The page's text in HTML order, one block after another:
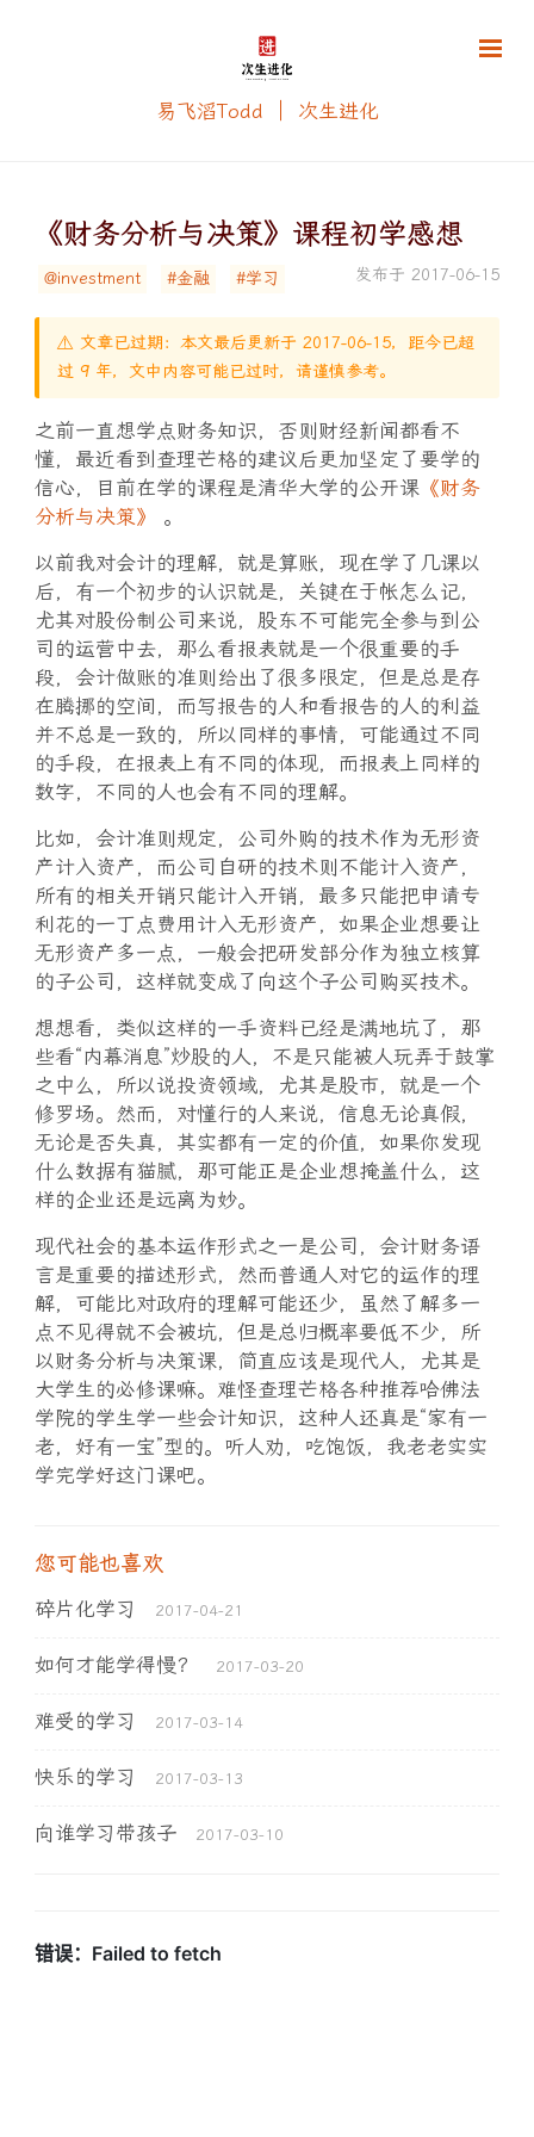
易飞滔Todd ｜ 次生进化
《财务分析与决策》课程初学感想
发布于 2017-06-15
@investment #金融 #学习
⚠️ 文章已过期：本文最后更新于 2017-06-15，距今已超
过 9 年，文中内容可能已过时，请谨慎参考。
之前一直想学点财务知识，否则财经新闻都看不
懂，最近看到查理芒格的建议后更加坚定了要学的
信心，目前在学的课程是清华大学的公开课 《财务
分析与决策》
。
以前我对会计的理解，就是算账，现在学了几课以
后，有一个初步的认识就是，关键在于帐怎么记，
尤其对股份制公司来说，股东不可能完全参与到公
司的运营中去，那么看报表就是一个很重要的手
段，会计做账的准则给出了很多限定，但是总是存
在腾挪的空间，而写报告的人和看报告的人的利益
并不总是一致的，所以同样的事情，可能通过不同
的手段，在报表上有不同的体现，而报表上同样的
数字，不同的人也会有不同的理解。
比如，会计准则规定，公司外购的技术作为无形资
产计入资产，而公司自研的技术则不能计入资产，
所有的相关开销只能计入开销，最多只能把申请专
利花的一丁点费用计入无形资产，如果企业想要让
无形资产多一点，一般会把研发部分作为独立核算
的子公司，这样就变成了向这个子公司购买技术。
想想看，类似这样的一手资料已经是满地坑了，那
些看“内幕消息”炒股的人，不是只能被人玩弄于鼓掌
之中么，所以说投资领域，尤其是股市，就是一个
修罗场。然而，对懂行的人来说，信息无论真假，
无论是否失真，其实都有一定的价值，如果你发现
什么数据有猫腻，那可能正是企业想掩盖什么，这
样的企业还是远离为妙。
现代社会的基本运作形式之一是公司，会计财务语
言是重要的描述形式，然而普通人对它的运作的理
解，可能比对政府的理解可能还少，虽然了解多一
点不见得就不会被坑，但是总归概率要低不少，所
以财务分析与决策课，简直应该是现代人，尤其是
大学生的必修课嘛。难怪查理芒格各种推荐哈佛法
学院的学生学一些会计知识，这种人还真是“家有一
老，好有一宝”型的。听人劝，吃饱饭，我老老实实
学完学好这门课吧。
您可能也喜欢
碎片化学习 2017-04-21
如何才能学得慢？ 2017-03-20
难受的学习 2017-03-14
快乐的学习 2017-03-13
向谁学习带孩子 2017-03-10